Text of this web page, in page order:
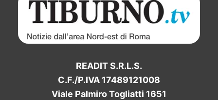
READIT S.R.L.S.
C.F./P.IVA 17489121008
Viale Palmiro Togliatti 1651